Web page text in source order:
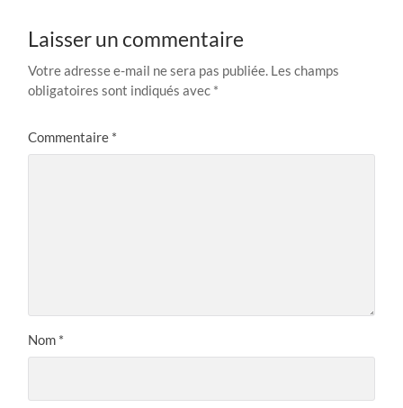
Laisser un commentaire
Votre adresse e-mail ne sera pas publiée. Les champs
obligatoires sont indiqués avec *
Commentaire *
Nom *